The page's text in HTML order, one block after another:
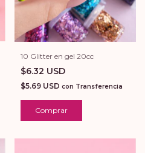
10 Glitter en gel 20cc
$6.32 USD
$5.69 USD con Transferencia